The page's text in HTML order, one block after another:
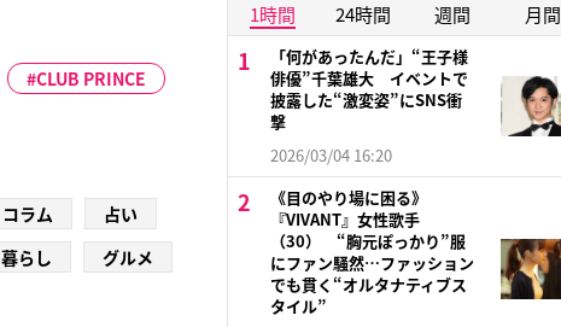
CLUB PRINCE
コラム
占い
暮らし グルメ
1時間 24時間 週間 月間
「何があったんだ」“王子様
俳優”千葉雄大 イベントで
披露した“激変姿”にSNS衝
撃
2026/03/04 16:20
《目のやり場に困る》
『VIVANT』女性歌手
（30） “胸元ぽっかり”服
にファン騒然…ファッション
でも貫く“オルタナティブス
タイル”